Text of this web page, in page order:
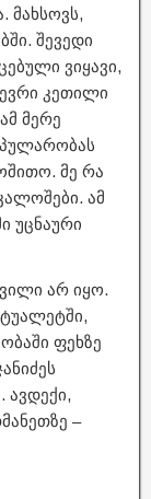
მახსოვს,
შევედი
ვიყავი,
კეთილი
მერე
მე რა
ამ
უცნაური
არ იყო.
ფეხზე
ავდექი,
–